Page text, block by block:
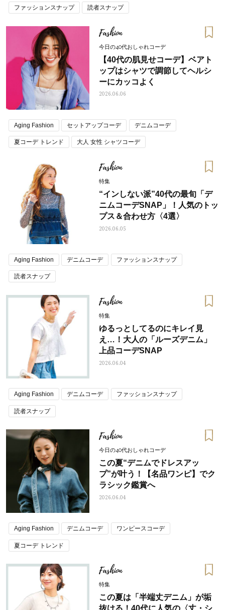
ファッションスナップ 読者スナップ
Fashion
今日の40代おしゃれコーデ
【40代の肌見せコーデ】ベアト
ップはシャツで調節してヘルシ
ーにカッコよく
2026.06.06
Aging Fashion セットアップコーデ デニムコーデ
夏コーデ トレンド 大人 女性 シャツコーデ
Fashion
特集
“インしない派”40代の最旬「デ
ニムコーデSNAP」！人気のトッ
プス＆合わせ方〈4選〉
2026.06.05
Aging Fashion デニムコーデ ファッションスナップ
読者スナップ
Fashion
特集
ゆるっとしてるのにキレイ見
え…！大人の「ルーズデニム」
上品コーデSNAP
2026.06.04
Aging Fashion デニムコーデ ファッションスナップ
読者スナップ
Fashion
今日の40代おしゃれコーデ
この夏“デニムでドレスアッ
プ”が叶う！【名品ワンピ】でク
ラシック鑑賞へ
2026.06.04
Aging Fashion デニムコーデ ワンピースコーデ
夏コーデ トレンド
Fashion
特集
この夏は「半端丈デニム」が垢
抜ける！40代に人気の〈丈・シ